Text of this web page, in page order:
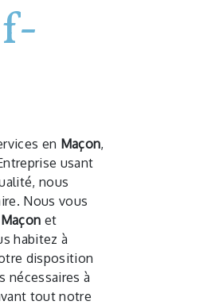
en Maçon,
usant
nous
Nous vous
Maçon et
habitez à
disposition
nécessaires à
tout notre